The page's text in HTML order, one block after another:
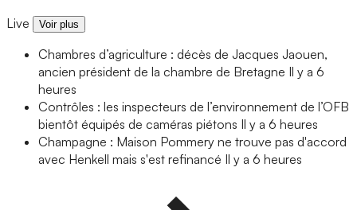
Live Voir plus
Chambres d’agriculture : décès de Jacques Jaouen,
ancien président de la chambre de Bretagne Il y a 6
heures
Contrôles : les inspecteurs de l’environnement de l’OFB
bientôt équipés de caméras piétons Il y a 6 heures
Champagne : Maison Pommery ne trouve pas d'accord
avec Henkell mais s'est refinancé Il y a 6 heures